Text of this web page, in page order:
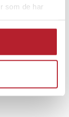
som de har